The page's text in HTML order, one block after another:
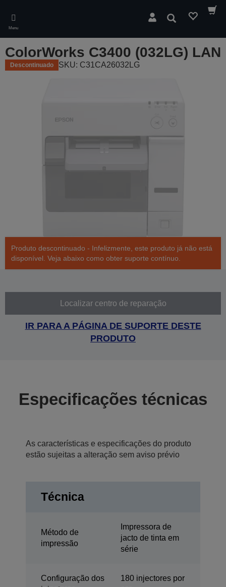
main
content
Menu
Pesquisar
ColorWorks C3400 (032LG) LAN
Descontinuado SKU: C31CA26032LG
Produto descontinuado - Infelizmente, este produto já não está
disponível. Veja abaixo como obter suporte contínuo.
Localizar centro de reparação
IR PARA A PÁGINA DE SUPORTE DESTE
PRODUTO
Especificações técnicas
As características e especificações do produto
estão sujeitas a alteração sem aviso prévio
Técnica
Método de
impressão
Impressora de
jacto de tinta em
série
Configuração dos
180 injectores por